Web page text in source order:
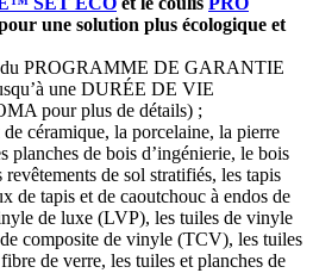
une solution plus écologique et
du PROGRAMME DE GARANTIE
une DURÉE DE VIE
pour plus de détails) ;
céramique, la porcelaine, la pierre
planches de bois d’ingénierie, le bois
de sol stratifiés, les tapis
de tapis et de caoutchouc à endos de
de luxe (LVP), les tuiles de vinyle
composite de vinyle (TCV), les tuiles
de verre, les tuiles et planches de